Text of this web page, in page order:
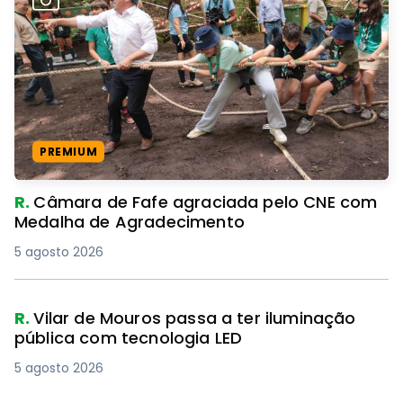
PREMIUM
R. Câmara de Fafe agraciada pelo CNE com
Medalha de Agradecimento
5 agosto 2026
R.Vilar de Mouros passa a ter iluminação
pública com tecnologia LED
5 agosto 2026